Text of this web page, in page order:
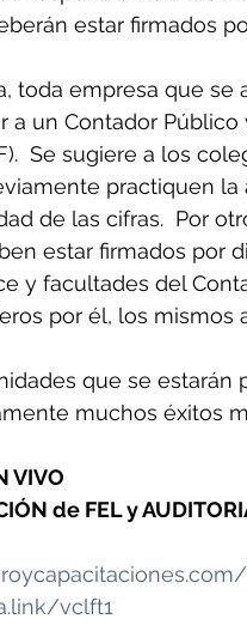
estar firmados
toda empresa que
a un Contador
Se sugiere a los
practiquen
de las cifras.  Por
estar firmados por
y facultades del
por él, los mismos
que se
muchos éxitos
VIVO
de FEL y
vclft1